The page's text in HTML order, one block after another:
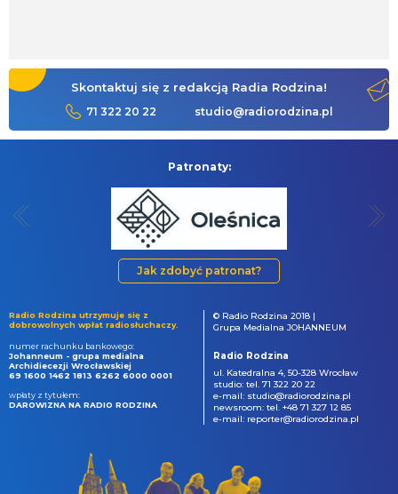
Skontaktuj się z redakcją Radia Rodzina!
71 322 20 22 studio@radiorodzina.pl
Patronaty:
Jak zdobyć patronat?
Radio Rodzina utrzymuje się z
dobrowolnych wpłat radiosłuchaczy.
numer rachunku bankowego:
Johanneum - grupa medialna
Archidiecezji Wrocławskiej
69 1600 1462 1813 6262 6000 0001
wpłaty z tytułem:
DAROWIZNA NA RADIO RODZINA
© Radio Rodzina 2018 |
Grupa Medialna JOHANNEUM
Radio Rodzina
ul. Katedralna 4, 50-328 Wrocław
studio: tel. 71 322 20 22
e-mail: studio@radiorodzina.pl
newsroom: tel. +48 71 327 12 85
e-mail: reporter@radiorodzina.pl